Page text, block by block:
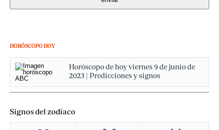
HORÓSCOPO HOY
Horóscopo de hoy viernes 9 de junio de
2023 | Predicciones y signos
Signos del zodiaco